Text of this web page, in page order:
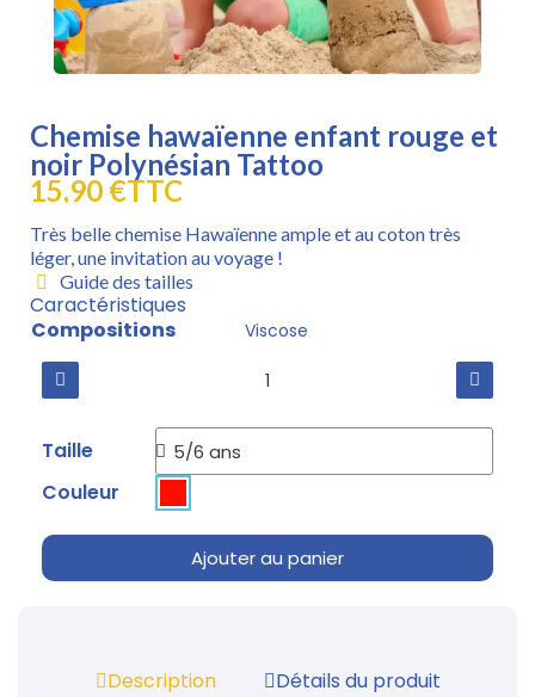
Chemise hawaïenne enfant rouge et
noir Polynésian Tattoo
15,90 €TTC
Très belle chemise Hawaïenne ample et au coton très
léger, une invitation au voyage !
Guide des tailles
Caractéristiques
Compositions
Viscose
Taille
Couleur
Ajouter au panier
Description
Détails du produit